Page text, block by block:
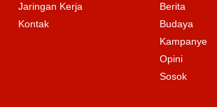
Jaringan Kerja
Kontak
Berita
Budaya
Kampanye
Opini
Sosok